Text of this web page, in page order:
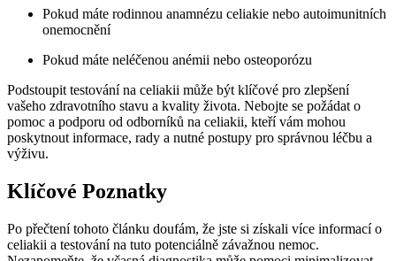
Pokud máte⁤ rodinnou anamnézu celiakie⁢ nebo autoimunitních
onemocnění
Pokud máte neléčenou anémii nebo osteoporózu
Podstoupit testování na celiakii může být ⁣klíčové​ pro zlepšení
‍vašeho⁢ zdravotního ​stavu​ a kvality života. Nebojte ​se požádat o
pomoc a podporu od odborníků na celiakii, kteří vám mohou
poskytnout informace, rady a nutné postupy pro správnou léčbu ⁤a
výživu.
Klíčové ⁤Poznatky
Po‍ přečtení⁤ tohoto ⁤článku ⁣doufám, že ⁤jste si získali více informací‍ o
celiakii a testování na tuto potenciálně závažnou nemoc.